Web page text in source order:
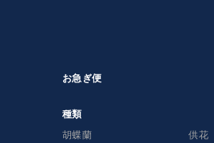
お供え）はコチラ
お急ぎ便
種類
胡蝶蘭
供花